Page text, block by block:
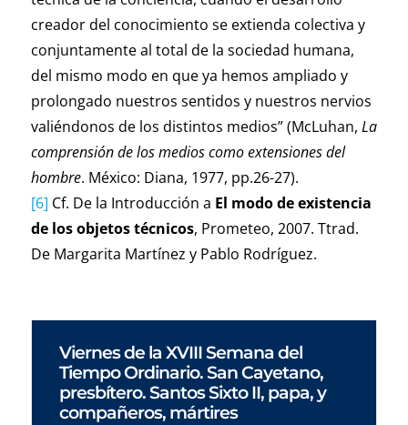
creador del conocimiento se extienda colectiva y
conjuntamente al total de la sociedad humana,
del mismo modo en que ya hemos ampliado y
prolongado nuestros sentidos y nuestros nervios
valiéndonos de los distintos medios” (McLuhan, La
comprensión de los medios como extensiones del
hombre. México: Diana, 1977, pp.26-27).
[6] Cf. De la Introducción a El modo de existencia
de los objetos técnicos, Prometeo, 2007. Ttrad.
De Margarita Martínez y Pablo Rodríguez.
Viernes de la XVIII Semana del
Tiempo Ordinario. San Cayetano,
presbítero. Santos Sixto II, papa, y
compañeros, mártires